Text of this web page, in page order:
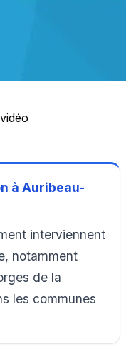
à Auribeau-
interviennent
notamment
de la
les communes